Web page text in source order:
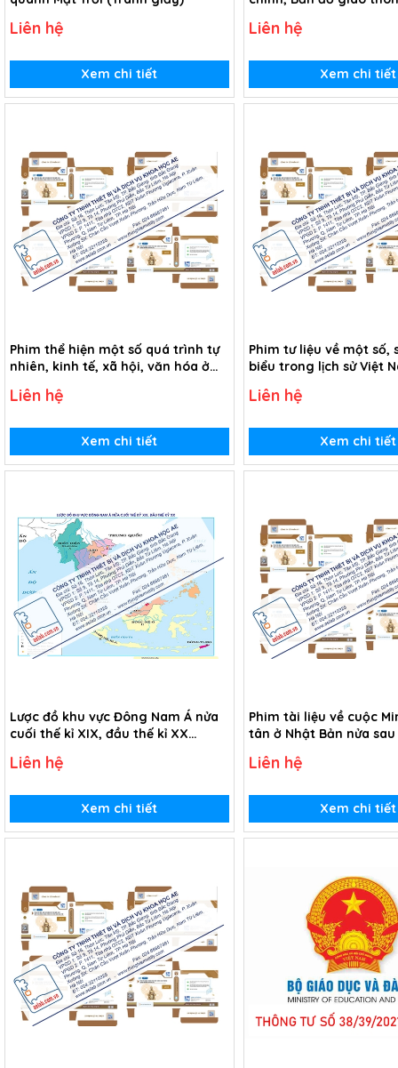
Liên hệ
Xem chi tiết
Liên hệ
Xem chi tiết
Phim thể hiện một số quá trình tự
nhiên, kinh tế, xã hội, văn hóa ở
sông Cửu Long (USB Video)
Liên hệ
Xem chi tiết
Phim tư liệu về một số,
biểu trong lịch sử Việt
Liên hệ
Xem chi tiết
Lược đồ khu vực Đông Nam Á nửa
cuối thế kỉ XIX, đầu thế kỉ XX
Liên hệ
Xem chi tiết
Phim tài liệu về cuộc
tân ở Nhật Bản nửa
Liên hệ
Xem chi tiết